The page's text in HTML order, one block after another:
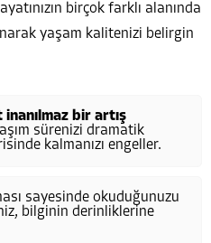
birçok farklı alanında
yaşam kalitenizi belirgin
inanılmaz bir artış
sürenizi dramatik
kalmanızı engeller.
sayesinde okuduğunuzu
bilginin derinliklerine